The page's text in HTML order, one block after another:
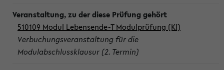
510109 Modul Lebensende-T Modulprüfung (Kl)
Verbuchungsveranstaltung für die
Modulabschlussklausur (2. Termin)